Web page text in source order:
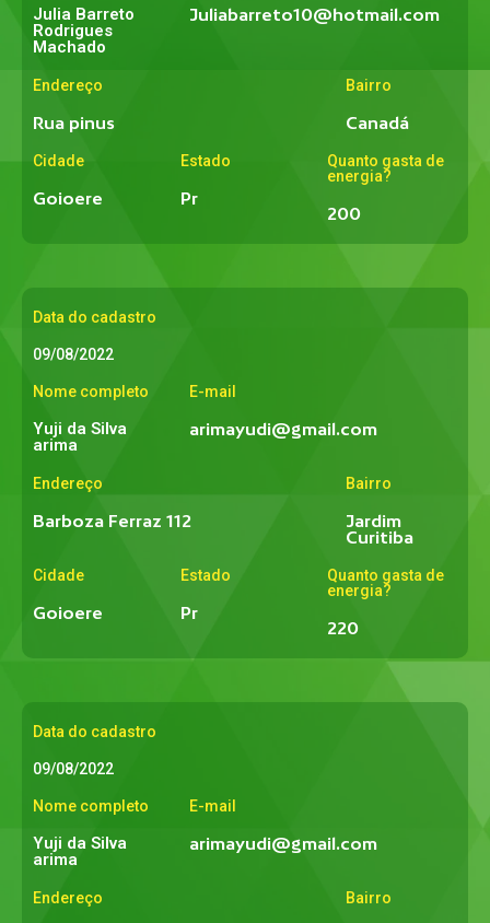
Julia Barreto
Rodrigues
Machado
Juliabarreto10@hotmail.com
Endereço
Rua pinus
Bairro
Canadá
Cidade
Goioere
Estado
Pr
Quanto gasta de
energia?
200
Data do cadastro
09/08/2022
Nome completo
Yuji da Silva
arima
E-mail
arimayudi@gmail.com
Endereço
Barboza Ferraz 112
Bairro
Jardim
Curitiba
Cidade
Goioere
Estado
Pr
Quanto gasta de
energia?
220
Data do cadastro
09/08/2022
Nome completo
Yuji da Silva
arima
E-mail
arimayudi@gmail.com
Endereço Bairro